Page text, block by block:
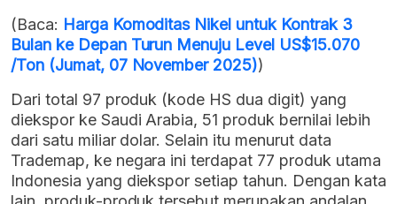
(Baca: Harga Komoditas Nikel untuk Kontrak 3
Bulan ke Depan Turun Menuju Level US$15.070
/Ton (Jumat, 07 November 2025))
Dari total 97 produk (kode HS dua digit) yang
diekspor ke Saudi Arabia, 51 produk bernilai lebih
dari satu miliar dolar. Selain itu menurut data
Trademap, ke negara ini terdapat 77 produk utama
Indonesia yang diekspor setiap tahun. Dengan kata